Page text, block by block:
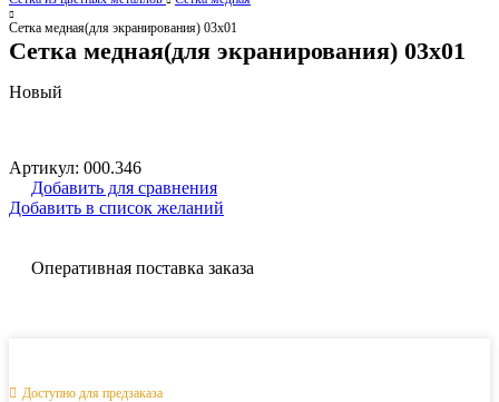
Сетка медная(для экранирования) 03х01
Сетка медная(для экранирования) 03х01
Новый
Артикул: 000.346
Добавить для сравнения
Добавить в список желаний
Оперативная поставка заказа
Доступно для предзаказа